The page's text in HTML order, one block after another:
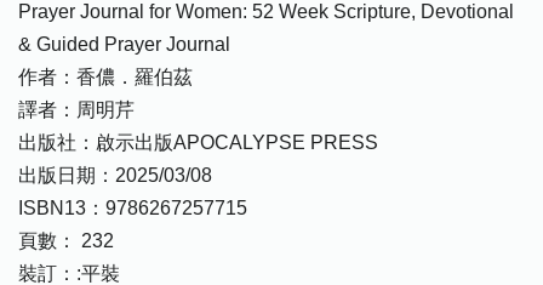
Prayer Journal for Women: 52 Week Scripture, Devotional
& Guided Prayer Journal
作者：香儂．羅伯茲
譯者：周明芹
出版社：啟示出版APOCALYPSE PRESS
出版日期：2025/03/08
ISBN13：9786267257715
頁數： 232
裝訂：:平裝